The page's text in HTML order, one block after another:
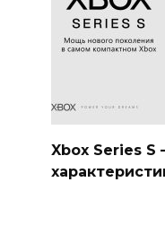
Xbox Series